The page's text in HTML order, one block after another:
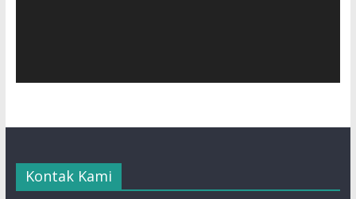
Kontak Kami